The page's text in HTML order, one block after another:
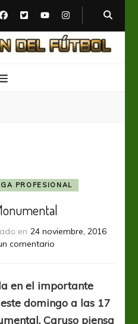
PROFESIONAL
en 24 noviembre, 2016
comentarioen
en el importante
domingo a las 17
Caruso piensa